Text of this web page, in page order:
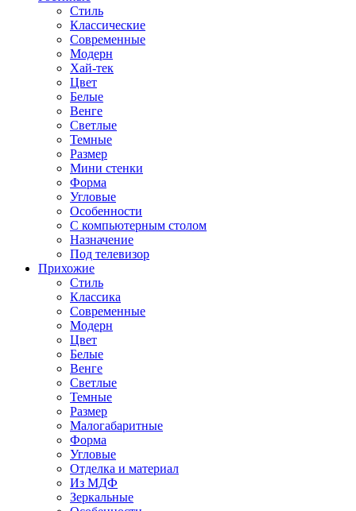
Стиль
Классические
Современные
Модерн
Хай-тек
Цвет
Белые
Венге
Светлые
Темные
Размер
Мини стенки
Форма
Угловые
Особенности
С компьютерным столом
Назначение
Под телевизор
Прихожие
Стиль
Классика
Современные
Модерн
Цвет
Белые
Венге
Светлые
Темные
Размер
Малогабаритные
Форма
Угловые
Отделка и материал
Из МДФ
Зеркальные